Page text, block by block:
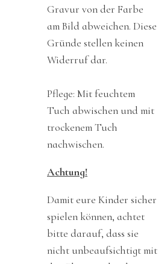
Gravur von der Farbe
am Bild abweichen. Diese
Gründe stellen keinen
Widerruf dar.
Pflege: Mit feuchtem
Tuch abwischen und mit
trockenem Tuch
nachwischen.
Achtung!
Damit eure Kinder sicher
spielen können, achtet
bitte darauf, dass sie
nicht unbeaufsichtigt mit